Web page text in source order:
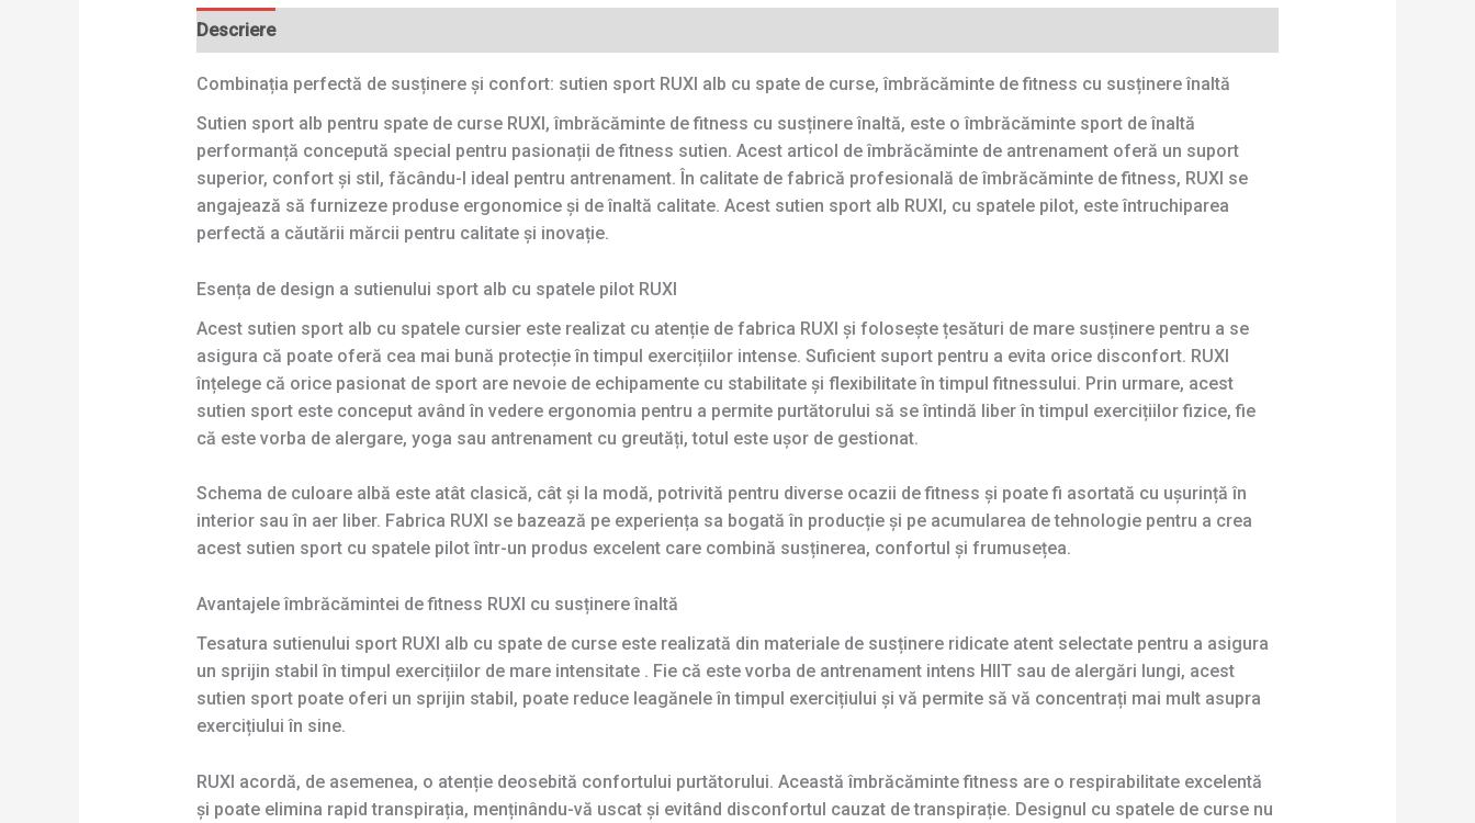
Descriere
Combinația perfectă de susținere și confort: sutien sport RUXI alb cu spate de curse, îmbrăcăminte de fitness cu susținere înaltă
Sutien sport alb pentru spate de curse RUXI, îmbrăcăminte de fitness cu susținere înaltă, este o îmbrăcăminte sport de înaltă
performanță concepută special pentru pasionații de fitness sutien. Acest articol de îmbrăcăminte de antrenament oferă un suport
superior, confort și stil, făcându-l ideal pentru antrenament. În calitate de fabrică profesională de îmbrăcăminte de fitness, RUXI se
angajează să furnizeze produse ergonomice și de înaltă calitate. Acest sutien sport alb RUXI, cu spatele pilot, este întruchiparea
perfectă a căutării mărcii pentru calitate și inovație.
Esența de design a sutienului sport alb cu spatele pilot RUXI
Acest sutien sport alb cu spatele cursier este realizat cu atenție de fabrica RUXI și folosește țesături de mare susținere pentru a se
asigura că poate oferă cea mai bună protecție în timpul exercițiilor intense. Suficient suport pentru a evita orice disconfort. RUXI
înțelege că orice pasionat de sport are nevoie de echipamente cu stabilitate și flexibilitate în timpul fitnessului. Prin urmare, acest
sutien sport este conceput având în vedere ergonomia pentru a permite purtătorului să se întindă liber în timpul exercițiilor fizice, fie
că este vorba de alergare, yoga sau antrenament cu greutăți, totul este ușor de gestionat.
Schema de culoare albă este atât clasică, cât și la modă, potrivită pentru diverse ocazii de fitness și poate fi asortată cu ușurință în
interior sau în aer liber. Fabrica RUXI se bazează pe experiența sa bogată în producție și pe acumularea de tehnologie pentru a crea
acest sutien sport cu spatele pilot într-un produs excelent care combină susținerea, confortul și frumusețea.
Avantajele îmbrăcămintei de fitness RUXI cu susținere înaltă
Tesatura sutienului sport RUXI alb cu spate de curse este realizată din materiale de susținere ridicate atent selectate pentru a asigura
un sprijin stabil în timpul exercițiilor de mare intensitate . Fie că este vorba de antrenament intens HIIT sau de alergări lungi, acest
sutien sport poate oferi un sprijin stabil, poate reduce leagănele în timpul exercițiului și vă permite să vă concentrați mai mult asupra
exercițiului în sine.
RUXI acordă, de asemenea, o atenție deosebită confortului purtătorului. Această îmbrăcăminte fitness are o respirabilitate excelentă
și poate elimina rapid transpirația, menținându-vă uscat și evitând disconfortul cauzat de transpirație. Designul cu spatele de curse nu